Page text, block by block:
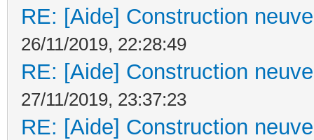
RE: [Aide] Construction
26/11/2019, 22:28:49
RE: [Aide] Construction
27/11/2019, 23:37:23
RE: [Aide] Construction